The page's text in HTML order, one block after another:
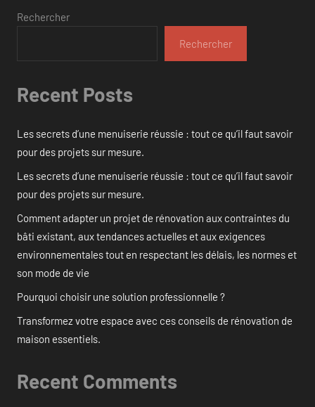
Rechercher
Rechercher
Recent Posts
Les secrets d’une menuiserie réussie : tout ce qu’il faut savoir
pour des projets sur mesure.
Les secrets d’une menuiserie réussie : tout ce qu’il faut savoir
pour des projets sur mesure.
Comment adapter un projet de rénovation aux contraintes du
bâti existant, aux tendances actuelles et aux exigences
environnementales tout en respectant les délais, les normes et
son mode de vie
Pourquoi choisir une solution professionnelle ?
Transformez votre espace avec ces conseils de rénovation de
maison essentiels.
Recent Comments